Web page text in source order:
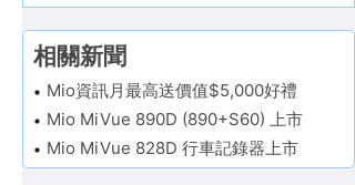
相關新聞
Mio資訊月最高送價值$5,000好禮
Mio MiVue 890D (890+S60) 上市
Mio MiVue 828D 行車記錄器上市